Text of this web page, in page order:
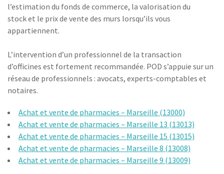
l’estimation du fonds de commerce, la valorisation du
stock et le prix de vente des murs lorsqu’ils vous
appartiennent.
L’intervention d’un professionnel de la transaction
d’officines est fortement recommandée. POD s’appuie sur un
réseau de professionnels : avocats, experts-comptables et
notaires.
Achat et vente de pharmacies – Marseille (13000)
Achat et vente de pharmacies – Marseille 13 (13013)
Achat et vente de pharmacies – Marseille 15 (13015)
Achat et vente de pharmacies – Marseille 8 (13008)
Achat et vente de pharmacies – Marseille 9 (13009)